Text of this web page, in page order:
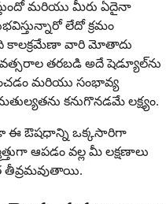
మరియు మీరు ఏదైనా
లేదో క్రమం
కాలక్రమేణా వారి మోతాదు
తరబడి అదే షెడ్యూల్‌ను
మరియు సంభావ్య
కనుగొనడమే లక్ష్యం.
ఈ ఔషధాన్ని ఒక్కసారిగా
ఆపడం వల్ల మీ లక్షణాలు
తీవ్రమవుతాయి.